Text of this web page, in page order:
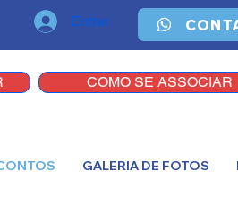
Entrar
COMO SE ASSOCIAR
GALERIA DE FOTOS